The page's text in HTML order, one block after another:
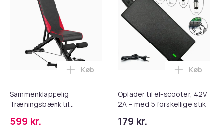
- Mave- og coretræning, yoga og
Beauty Vanity Namira - make up spejl med belysning -
Sammenklappelig
Træningsbænk til
Ryg & Sæde, 300 kg
599 kr.
Læg Sammenklappelig Træningsbænk
Køb
Oplader til el-scooter, 42V
2A – med 5 forskellige stik
179 kr.
Læg
Køb